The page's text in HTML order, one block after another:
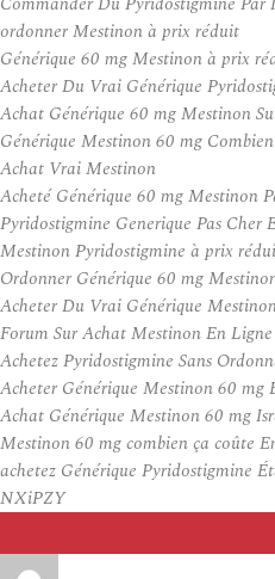
ordonner Mestinon à prix réduit
Générique 60 mg Mestinon à prix
Acheter Du Vrai Générique
Achat Générique 60 mg Mestinon
Générique Mestinon 60 mg
Achat Vrai Mestinon
Acheté Générique 60 mg Mestinon
Pyridostigmine Generique Pas Cher
Mestinon Pyridostigmine à prix
Ordonner Générique 60 mg
Acheter Du Vrai Générique
Forum Sur Achat Mestinon En Ligne
Achetez Pyridostigmine Sans
Acheter Générique Mestinon 60 mg
Achat Générique Mestinon 60 mg
Mestinon 60 mg combien ça coûte
achetez Générique Pyridostigmine
NXiPZY